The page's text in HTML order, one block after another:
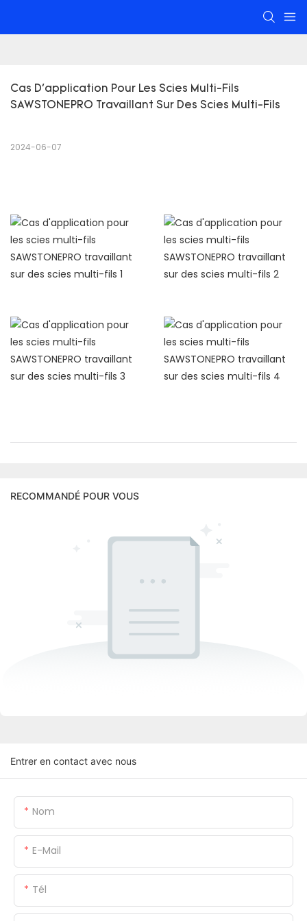
Cas D'application Pour Les Scies Multi-Fils
SAWSTONEPRO Travaillant Sur Des Scies Multi-Fils
2024-06-07
RECOMMANDÉ POUR VOUS
Entrer en contact avec nous
Nom
E-Mail
Tél